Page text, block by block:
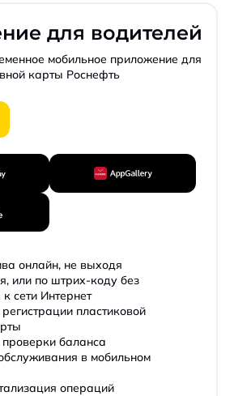
для водителей
мобильное приложение для
карты Роснефть
онлайн, не выходя
или по штрих-коду без
сети Интернет
пластиковой
баланса
в мобильном
операций